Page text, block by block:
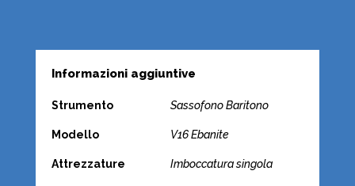
Informazioni aggiuntive
Strumento Sassofono Baritono
Modello V16 Ebanite
Attrezzature Imboccatura singola